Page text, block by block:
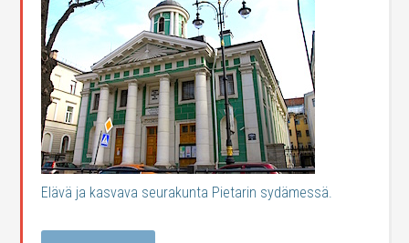
Elävä ja kasvava seurakunta Pietarin sydämessä.